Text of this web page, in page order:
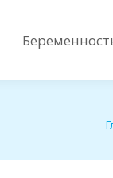
Беременность